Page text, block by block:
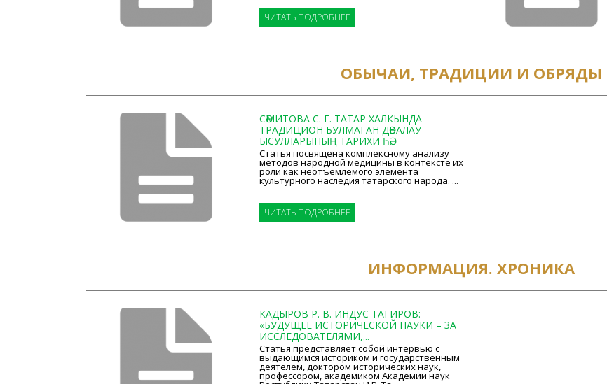
ЧИТАТЬ ПОДРОБНЕЕ
ОБЫЧАИ, ТРАДИЦИИ И ОБРЯДЫ
СӘМИТОВА С. Г. ТАТАР ХАЛКЫНДА
ТРАДИЦИОН БУЛМАГАН ДӘВАЛАУ
ЫСУЛЛАРЫНЫҢ ТАРИХИ ҺӘ...
Статья посвящена комплексному анализу
методов народной медицины в контексте их
роли как неотъемлемого элемента
культурного наследия татарского народа. ...
ЧИТАТЬ ПОДРОБНЕЕ
ИНФОРМАЦИЯ. ХРОНИКА
КАДЫРОВ Р. В. ИНДУС ТАГИРОВ:
«БУДУЩЕЕ ИСТОРИЧЕСКОЙ НАУКИ – ЗА
ИССЛЕДОВАТЕЛЯМИ,...
Статья представляет собой интервью с
выдающимся историком и государственным
деятелем, доктором исторических наук,
профессором, академиком Академии наук